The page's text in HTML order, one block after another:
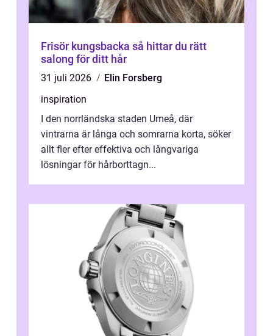
Frisör kungsbacka så hittar du rätt
salong för ditt hår
31 juli 2026
Elin Forsberg
inspiration
I den norrländska staden Umeå, där
vintrarna är långa och somrarna korta, söker
allt fler efter effektiva och långvariga
lösningar för hårborttagn...